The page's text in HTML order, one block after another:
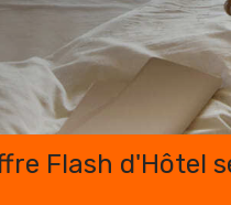
Flash d'Hôtel